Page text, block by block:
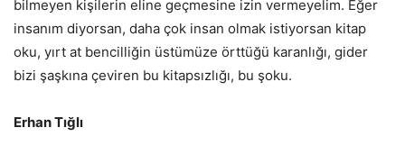
bilmeyen kişilerin eline geçmesine izin vermeyelim. Eğer
insanım diyorsan, daha çok insan olmak istiyorsan kitap
oku, yırt at bencilliğin üstümüze örttüğü karanlığı, gider
bizi şaşkına çeviren bu kitapsızlığı, bu şoku.
Erhan Tığlı